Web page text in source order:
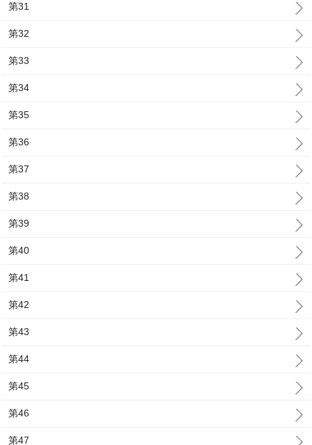
第31
第32
第33
第34
第35
第36
第37
第38
第39
第40
第41
第42
第43
第44
第45
第46
第47